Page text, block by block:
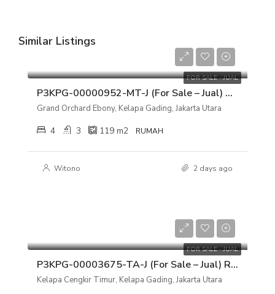
Similar Listings
FOR SALE - JUAL
P3KPG-00000952-MT-J (For Sale – Jual) Rumah Grand Orchard Ebony, Kelapa Gading, Jakarta Utara
Grand Orchard Ebony, Kelapa Gading, Jakarta Utara
4 3 119 m2 RUMAH
Witono 2 days ago
FOR SALE - JUAL
P3KPG-00003675-TA-J (For Sale – Jual) Rumah Kelapa Cengkir Timur, Kelapa Gading, Jakarta Utara
Kelapa Cengkir Timur, Kelapa Gading, Jakarta Utara